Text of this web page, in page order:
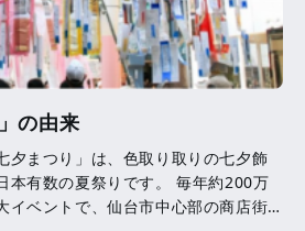
の由来
夕まつり」は、色取り取りの七夕飾
本有数の夏祭りです。 毎年約200万
イベントで、仙台市中心部の商店街